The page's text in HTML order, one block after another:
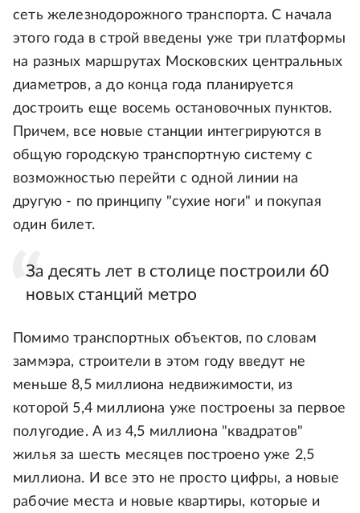
сеть железнодорожного транспорта. С начала
этого года в строй введены уже три платформы
на разных маршрутах Московских центральных
диаметров, а до конца года планируется
достроить еще восемь остановочных пунктов.
Причем, все новые станции интегрируются в
общую городскую транспортную систему с
возможностью перейти с одной линии на
другую - по принципу "сухие ноги" и покупая
один билет.
За десять лет в столице построили 60
новых станций метро
Помимо транспортных объектов, по словам
заммэра, строители в этом году введут не
меньше 8,5 миллиона недвижимости, из
которой 5,4 миллиона уже построены за первое
полугодие. А из 4,5 миллиона "квадратов"
жилья за шесть месяцев построено уже 2,5
миллиона. И все это не просто цифры, а новые
рабочие места и новые квартиры, которые и